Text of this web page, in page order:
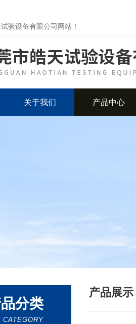
验设备有限公司网站！
关于我们 产品中心
分类
CATEGORY
产品展示